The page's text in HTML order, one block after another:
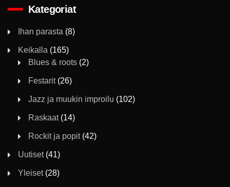
Kategoriat
Ihan parasta (8)
Keikalla (165)
Blues & roots (2)
Festarit(26)
Jazz ja muukin improilu (102)
Raskaat(14)
Rockit ja popit(42)
Uutiset(41)
Yleiset(28)